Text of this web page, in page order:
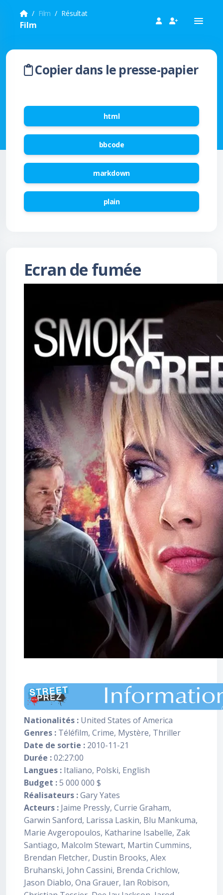
Film Résultat
Film
Copier dans le presse-papier
html
bbcode
markdown
plain
Ecran de fumée
Nationalités : United States of America
Genres : Téléfilm, Crime, Mystère, Thriller
Date de sortie : 2010-11-21
Durée :02:27:00
Langues : Italiano, Polski, English
Budget :5 000 000 $
Réalisateurs :Gary Yates
Acteurs : Jaime Pressly, Currie Graham,
Garwin Sanford, Larissa Laskin, Blu Mankuma,
Marie Avgeropoulos, Katharine Isabelle, Zak
Santiago, Malcolm Stewart, Martin Cummins,
Brendan Fletcher, Dustin Brooks, Alex
Bruhanski, John Cassini, Brenda Crichlow,
Jason Diablo, Ona Grauer, Ian Robison,